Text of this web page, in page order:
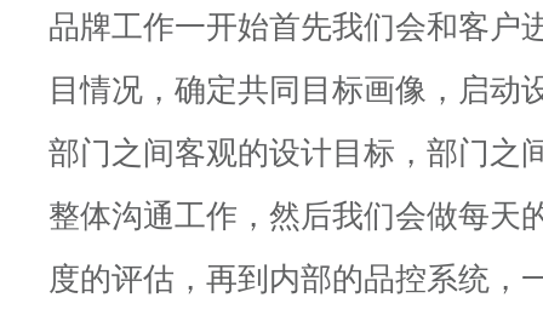
品牌工作一开始首先我们会和客户
目情况，确定共同目标画像，启动
部门之间客观的设计目标，部门之
整体沟通工作，然后我们会做每天
度的评估，再到内部的品控系统，